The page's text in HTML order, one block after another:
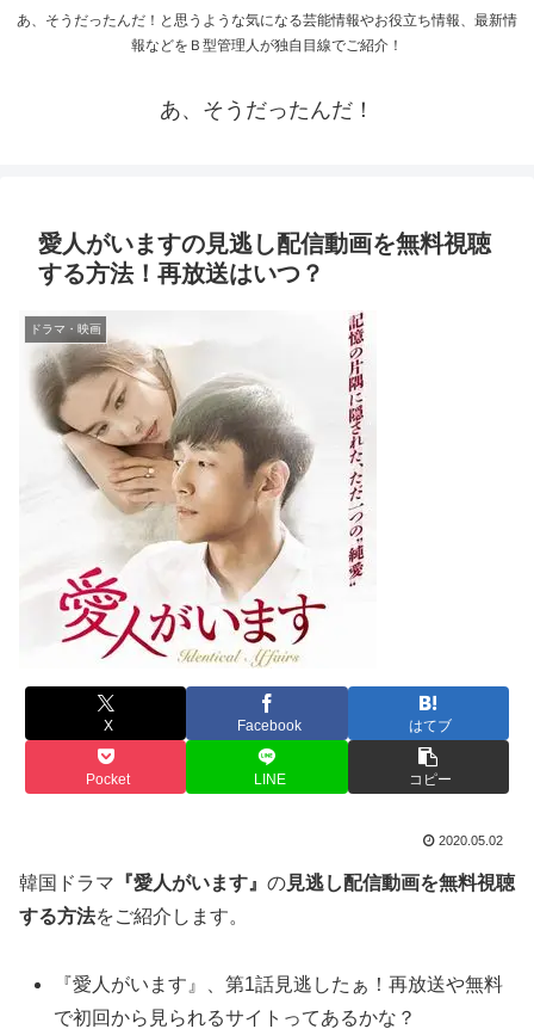
あ、そうだったんだ！と思うような気になる芸能情報やお役立ち情報、最新情
報などをＢ型管理人が独自目線でご紹介！
あ、そうだったんだ！
愛人がいますの見逃し配信動画を無料視聴
する方法！再放送はいつ？
ドラマ・映画
X Facebook はてブ
Pocket LINE コピー
2020.05.02
韓国ドラマ 『愛人がいます』 の見逃し配信動画を無料視聴
する方法をご紹介します。
『愛人がいます』、第1話見逃したぁ！再放送や無料
で初回から見られるサイトってあるかな？